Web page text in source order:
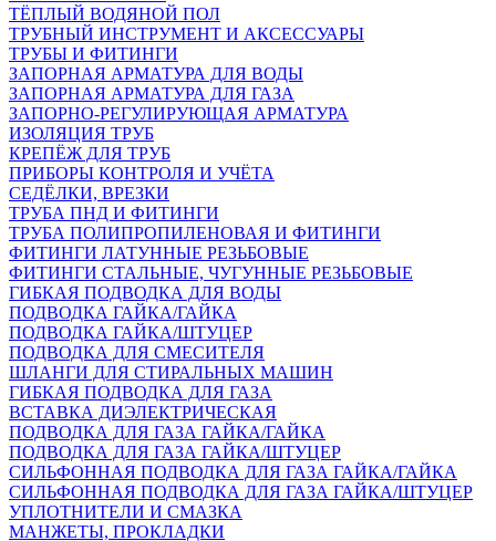
ТЁПЛЫЙ ВОДЯНОЙ ПОЛ
ТРУБНЫЙ ИНСТРУМЕНТ И АКСЕССУАРЫ
ТРУБЫ И ФИТИНГИ
ЗАПОРНАЯ АРМАТУРА ДЛЯ ВОДЫ
ЗАПОРНАЯ АРМАТУРА ДЛЯ ГАЗА
ЗАПОРНО-РЕГУЛИРУЮЩАЯ АРМАТУРА
ИЗОЛЯЦИЯ ТРУБ
КРЕПЁЖ ДЛЯ ТРУБ
ПРИБОРЫ КОНТРОЛЯ И УЧЁТА
СЕДЁЛКИ, ВРЕЗКИ
ТРУБА ПНД И ФИТИНГИ
ТРУБА ПОЛИПРОПИЛЕНОВАЯ И ФИТИНГИ
ФИТИНГИ ЛАТУННЫЕ РЕЗЬБОВЫЕ
ФИТИНГИ СТАЛЬНЫЕ, ЧУГУННЫЕ РЕЗЬБОВЫЕ
ГИБКАЯ ПОДВОДКА ДЛЯ ВОДЫ
ПОДВОДКА ГАЙКА/ГАЙКА
ПОДВОДКА ГАЙКА/ШТУЦЕР
ПОДВОДКА ДЛЯ СМЕСИТЕЛЯ
ШЛАНГИ ДЛЯ СТИРАЛЬНЫХ МАШИН
ГИБКАЯ ПОДВОДКА ДЛЯ ГАЗА
ВСТАВКА ДИЭЛЕКТРИЧЕСКАЯ
ПОДВОДКА ДЛЯ ГАЗА ГАЙКА/ГАЙКА
ПОДВОДКА ДЛЯ ГАЗА ГАЙКА/ШТУЦЕР
СИЛЬФОННАЯ ПОДВОДКА ДЛЯ ГАЗА ГАЙКА/ГАЙКА
СИЛЬФОННАЯ ПОДВОДКА ДЛЯ ГАЗА ГАЙКА/ШТУЦЕР
УПЛОТНИТЕЛИ И СМАЗКА
МАНЖЕТЫ, ПРОКЛАДКИ